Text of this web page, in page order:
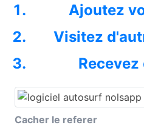
Ajoutez
Visitez
Cacher le referer